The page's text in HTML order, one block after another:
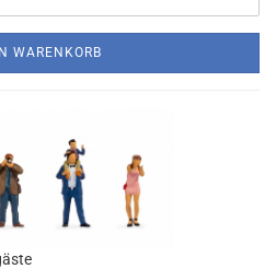
WARENKORB